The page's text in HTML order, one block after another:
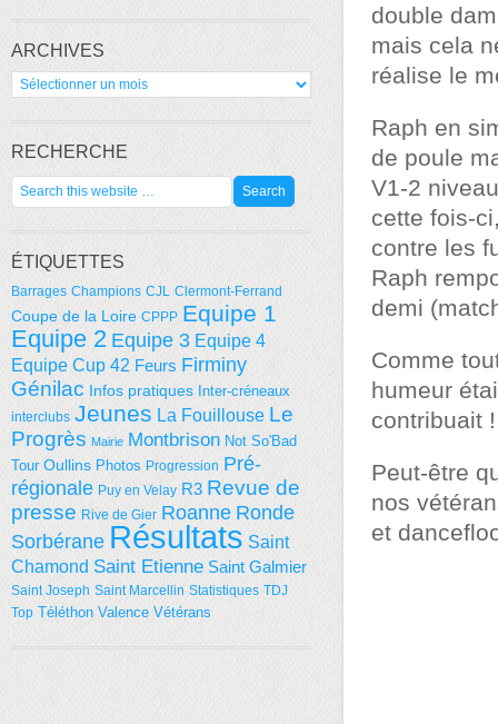
double
mais cela
réalise le
Raph en
de poule
V1-2
cette fois-
contre les
Raph
demi
Comme
humeur
contribuait !
Peut-être
nos
et
ARCHIVES
Archives
RECHERCHE
ÉTIQUETTES
Barrages Champions CJL Clermont-Ferrand
Coupe de la Loire CPPP Equipe 1
Equipe 2 Equipe 3 Equipe 4
Equipe Cup 42 Feurs Firminy
Génilac Infos pratiques Inter-créneaux
interclubs Jeunes La Fouillouse Le
Progrès Mairie Montbrison Not So'Bad
Tour Oullins Photos Progression Pré-
régionale Puy en Velay R3 Revue de
presse Rive de Gier Roanne Ronde
Sorbérane Résultats Saint
Chamond Saint Etienne Saint Galmier
Saint Joseph Saint Marcellin Statistiques TDJ
Top Téléthon Valence Vétérans